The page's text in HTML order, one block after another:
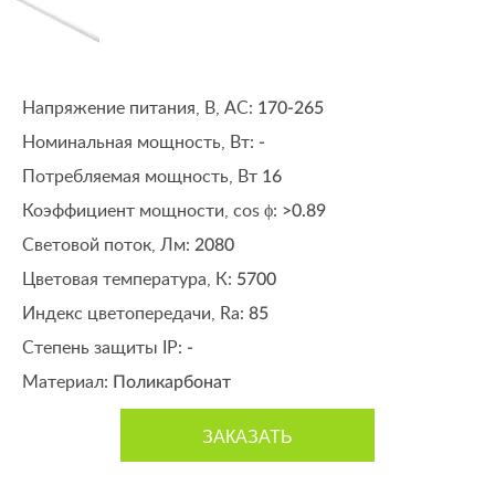
Напряжение питания, В, АС: 170-265
Номинальная мощность, Вт: -
Потребляемая мощность, Вт 16
Коэффициент мощности, cos ϕ: >0.89
Световой поток, Лм: 2080
Цветовая температура, К: 5700
Индекс цветопередачи, Ra: 85
Степень защиты IP: -
Материал: Поликарбонат
ЗАКАЗАТЬ